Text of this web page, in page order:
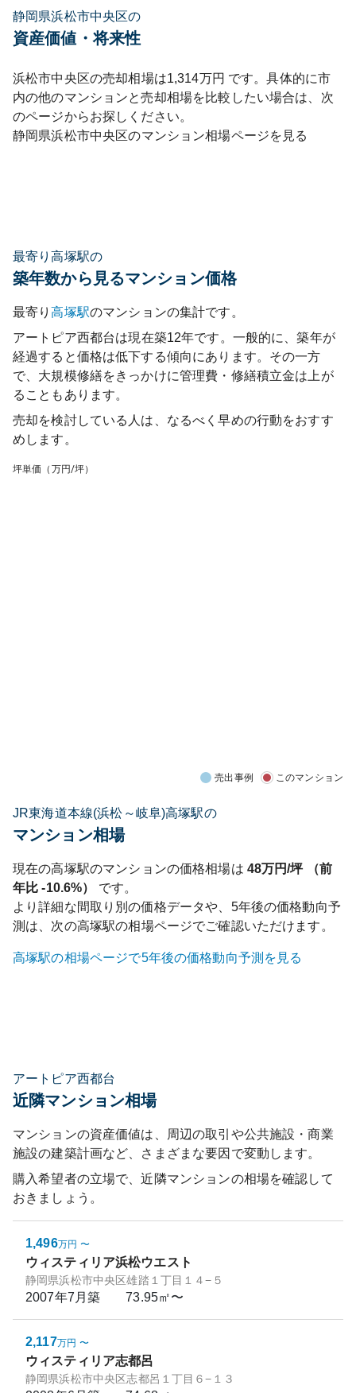
静岡県浜松市中央区の
資産価値・将来性
浜松市中央区の売却相場は1,314万円 です。具体的に市
内の他のマンションと売却相場を比較したい場合は、次
のページからお探しください。
静岡県浜松市中央区のマンション相場ページを見る
最寄り高塚駅の
築年数から見るマンション価格
最寄り高塚駅のマンションの集計です。
アートピア西都台は現在築12年です。一般的に、築年が
経過すると価格は低下する傾向にあります。その一方
で、大規模修繕をきっかけに管理費・修繕積立金は上が
ることもあります。
売却を検討している人は、なるべく早めの行動をおすす
めします。
坪単価（万円/坪）
売出事例 このマンション
JR東海道本線(浜松～岐阜)高塚駅の
マンション相場
現在の高塚駅のマンションの価格相場は 48万円/坪 （前
年比-10.6%）
です。
より詳細な間取り別の価格データや、5年後の価格動向予
測は、次の高塚駅の相場ページでご確認いただけます。
高塚駅の相場ページで5年後の価格動向予測を見る
アートピア西都台
近隣マンション相場
マンションの資産価値は、周辺の取引や公共施設・商業
施設の建築計画など、さまざまな要因で変動します。
購入希望者の立場で、近隣マンションの相場を確認して
おきましょう。
1,496万円 〜
ウィスティリア浜松ウエスト
静岡県浜松市中央区雄踏１丁目１４−５
2007年7月築 73.95㎡〜
2,117万円 〜
ウィスティリア志都呂
静岡県浜松市中央区志都呂１丁目６−１３